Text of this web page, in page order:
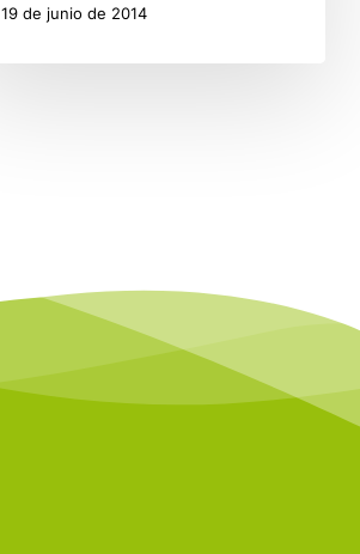
19 de junio de 2014